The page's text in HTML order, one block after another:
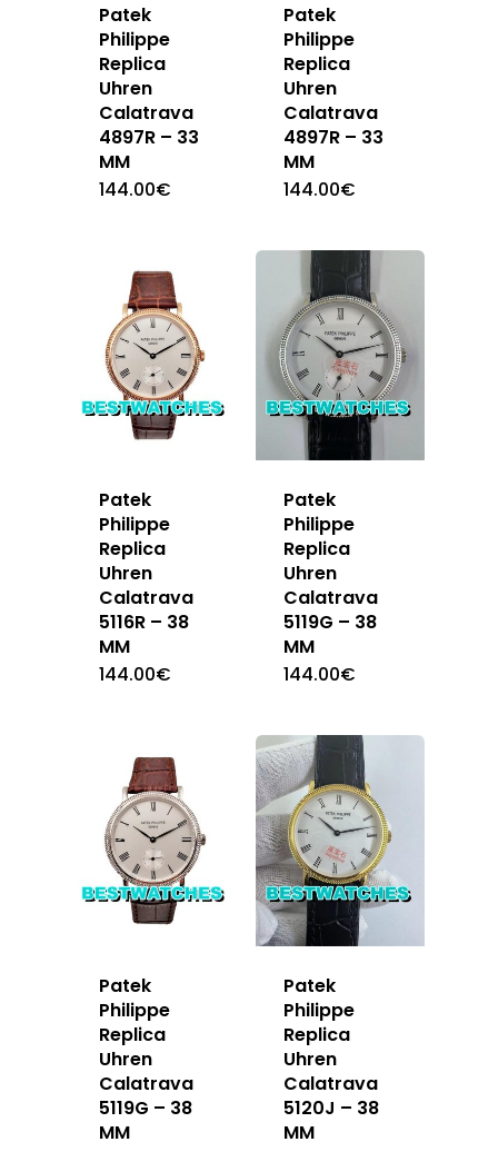
Patek
Philippe
Replica
Uhren
Calatrava
4897R – 33
MM
144.00€
Patek
Philippe
Replica
Uhren
Calatrava
4897R – 33
MM
144.00€
Patek
Philippe
Replica
Uhren
Calatrava
5116R – 38
MM
144.00€
Patek
Philippe
Replica
Uhren
Calatrava
5119G – 38
MM
144.00€
Patek
Philippe
Replica
Uhren
Calatrava
5119G – 38
MM
Patek
Philippe
Replica
Uhren
Calatrava
5120J – 38
MM